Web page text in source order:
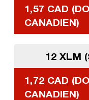
1,57 CAD
CANADIEN)
12 XLM
1,72 CAD
CANADIEN)